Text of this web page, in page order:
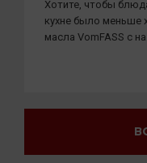
Хотите, чтобы
кухне было меньше
масла VomFASS с